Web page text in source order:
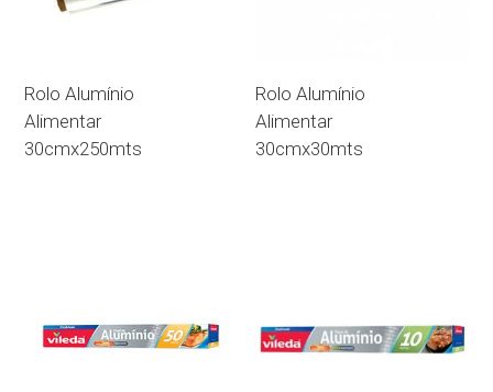
Rolo Alumínio
Alimentar
30cmx250mts
Rolo Alumínio
Alimentar
30cmx30mts